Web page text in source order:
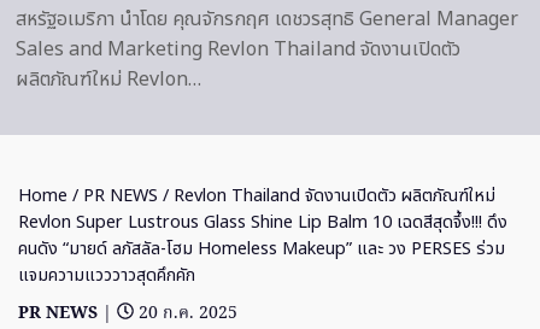
สหรัฐอเมริกา นำโดย คุณจักรกฤศ เดชวรสุทธิ General Manager
Sales and Marketing Revlon Thailand จัดงานเปิดตัว
ผลิตภัณฑ์ใหม่ Revlon…
Home / PR NEWS / Revlon Thailand จัดงานเปิดตัว ผลิตภัณฑ์ใหม่
Revlon Super Lustrous Glass Shine Lip Balm 10 เฉดสีสุดจึ้ง!!! ดึง
คนดัง “มายด์ ลภัสลัล-โฮม Homeless Makeup” และ วง PERSES ร่วม
แจมความแวววาวสุดคึกคัก
PR NEWS |
20 ก.ค. 2025